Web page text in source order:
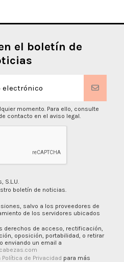
el boletín de
momento. Para ello, consulte
contacto en el aviso legal.
boletín de noticias.
salvo a los proveedores de
de los servidores ubicados
derechos de acceso, rectificación,
oposición, portabilidad, o retirar
enviando un email a
Política de Privacidad para más